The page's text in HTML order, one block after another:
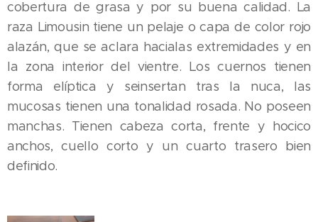
cobertura de grasa y por su buena calidad. La
raza Limousin tiene un pelaje o capa de color rojo
alazán, que se aclara hacialas extremidades y en
la zona interior del vientre. Los cuernos tienen
forma elíptica y seinsertan tras la nuca, las
mucosas tienen una tonalidad rosada. No poseen
manchas. Tienen cabeza corta, frente y hocico
anchos, cuello corto y un cuarto trasero bien
definido.